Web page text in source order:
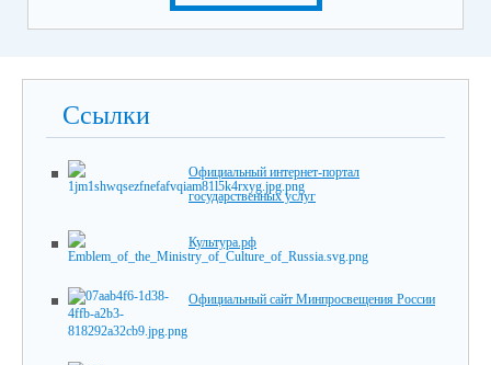
Ссылки
Официальный интернет-портал
государственных услуг
Культура.рф
Официальный сайт Минпросвещения России